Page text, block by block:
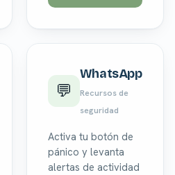
💬
WhatsApp
Recursos de
seguridad
Activa tu botón de
pánico y levanta
alertas de actividad